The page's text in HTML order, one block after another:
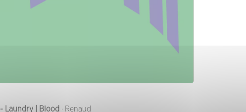
Laundry | Blood · Renaud